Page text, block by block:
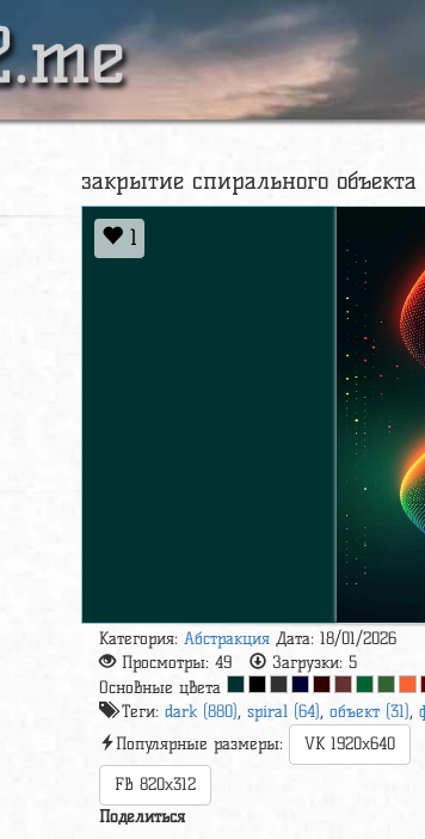
закрытие спирального
1
Категория:Абстракция Дата: 18/01/2026
Просмотры:49 Загрузки:5
Основные цвета
Теги:dark (880),spiral (64),объект (31),
Популярные размеры:
VK 1920x640
FB 820x312
Поделиться